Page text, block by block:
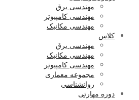
مهندسی برق
مهندسی کامپیوتر
مهندسی مکانیک
کلاس
مهندسی برق
مهندسی مکانیک
مهندسی کامپیوتر
مجموعه معماری
روانشناسی
دوره مهارتی